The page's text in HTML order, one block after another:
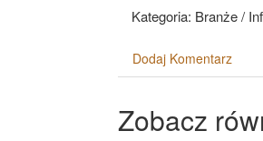
Kategoria: Branże /
Dodaj Komentarz
Zobacz